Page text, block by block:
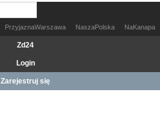
PrzyjaznaWarszawa NaszaPolska NaKanapa
Zd24
Login
Zarejestruj się